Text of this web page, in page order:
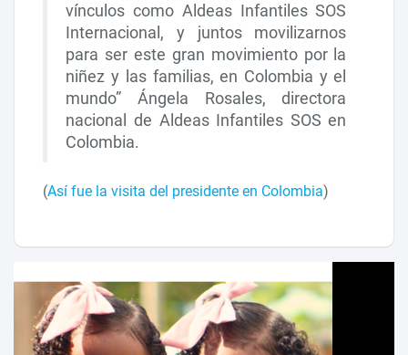
vínculos como Aldeas Infantiles SOS
Internacional, y juntos movilizarnos
para ser este gran movimiento por la
niñez y las familias, en Colombia y el
mundo” Ángela Rosales, directora
nacional de Aldeas Infantiles SOS en
Colombia.
(Así fue la visita del presidente en Colombia)